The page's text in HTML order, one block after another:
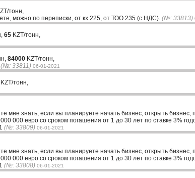
тонн,
можно по переписки, от кх 225, от ТОО 235 (с НДС). (№: 33813)
65 KZT/тонн,
84000 KZT/тонн,
(№: 33811) 06-01-2021
KZT/тонн,
мне знать, если вы планируете начать бизнес, открыть
000 евро со сроком погашения от 1 до 30 лет по ставке 3%
(№: 33809) 06-01-2021
мне знать, если вы планируете начать бизнес, открыть
000 евро со сроком погашения от 1 до 30 лет по ставке 3%
(№: 33808) 06-01-2021